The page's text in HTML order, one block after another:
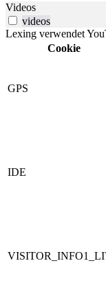
Videos
videos
Lexing verwendet
Cookie
GPS
IDE